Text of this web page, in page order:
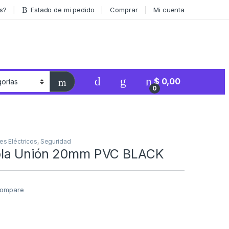
Estado de mi pedido Comprar Mi cuenta
0
$ 0,00
Eléctricos, Seguridad
Unión 20mm PVC BLACK